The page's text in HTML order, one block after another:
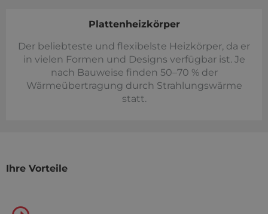
Plattenheizkörper
Der beliebteste und flexibelste Heizkörper, da er
in vielen Formen und Designs verfügbar ist. Je
nach Bauweise finden 50–70 % der
Wärmeübertragung durch Strahlungswärme
statt.
Ihre Vorteile